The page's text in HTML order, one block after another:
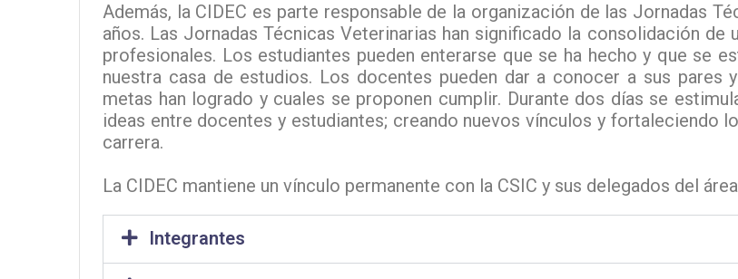
Además, la CIDEC es parte responsable de la organización de las Jornadas
años. Las Jornadas Técnicas Veterinarias han significado la consolidación de
profesionales. Los estudiantes pueden enterarse que se ha hecho y que se
nuestra casa de estudios. Los docentes pueden dar a conocer a sus pares
metas han logrado y cuales se proponen cumplir. Durante dos días se
ideas entre docentes y estudiantes; creando nuevos vínculos y fortaleciendo
carrera.
La CIDEC mantiene un vínculo permanente con la CSIC y sus delegados del
Integrantes